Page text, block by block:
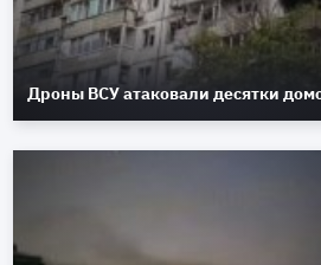
Дроны ВСУ атаковали десятки